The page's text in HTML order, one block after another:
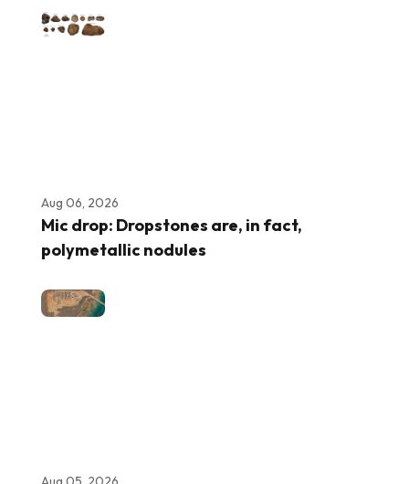
Aug 06, 2026
Mic drop: Dropstones are, in fact,
polymetallic nodules